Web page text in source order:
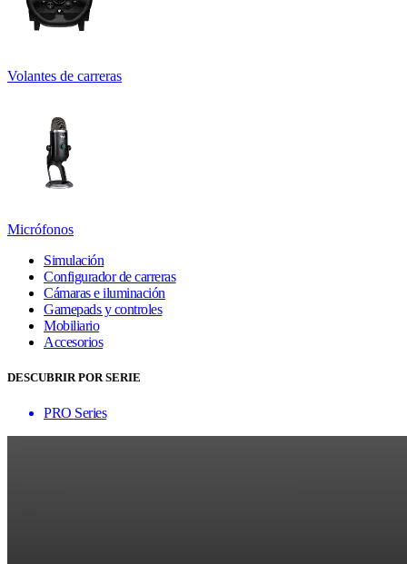
Volantes de carreras
Micrófonos
Simulación
Configurador de carreras
Cámaras e iluminación
Gamepads y controles
Mobiliario
Accesorios
DESCUBRIR POR SERIE
PRO Series